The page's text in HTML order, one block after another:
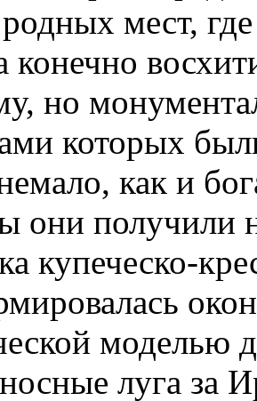
мест,
конечно
но
которых
как и
они получили
купеческо-
моделью
луга за